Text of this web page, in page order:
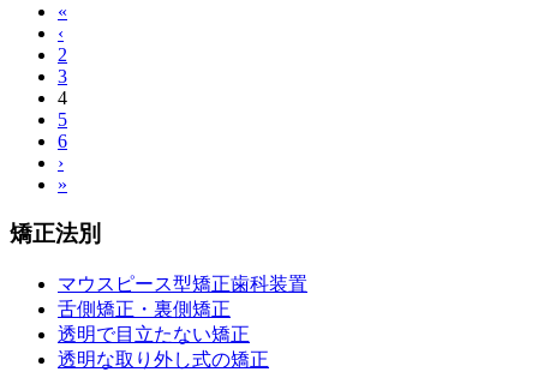
«
‹
2
3
4
5
6
›
»
矯正法別
マウスピース型矯正歯科装置
舌側矯正・裏側矯正
透明で目立たない矯正
透明な取り外し式の矯正